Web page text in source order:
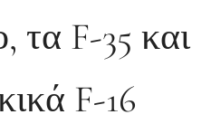
τα F-35 και
F-16